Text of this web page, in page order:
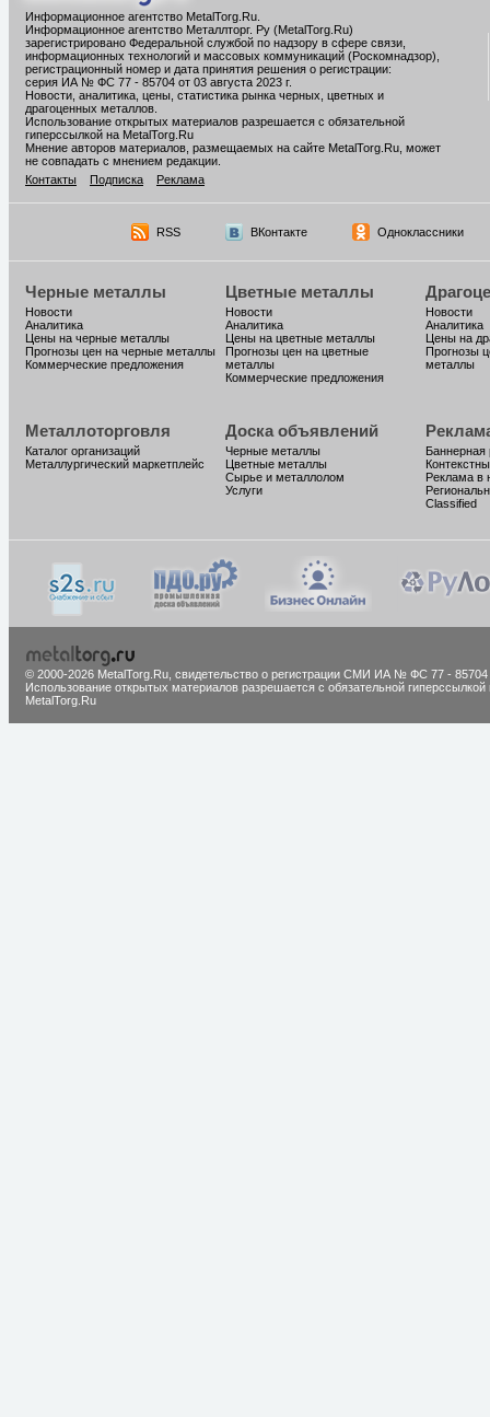
Информационное агентство MetalTorg.Ru
Информационное агентство Металлторг. Ру (MetalTorg.Ru)
зарегистрировано Федеральной службой по надзору в сфере связи,
информационных технологий и массовых коммуникаций (Роскомнадзор),
регистрационный номер и дата принятия решения о регистрации:
серия ИА № ФС 77 - 85704 от 03 августа 2023 г.
Новости, аналитика, цены, статистика рынка черных, цветных и
драгоценных металлов.
Использование открытых материалов разрешается с обязательной
гиперссылкой на MetalTorg.Ru
Мнение авторов материалов, размещаемых на сайте MetalTorg.Ru, может
не совпадать с мнением редакции.
Контакты
Подписка Реклама
RSS ВКонтакте Одноклассники
Черные металлы
Новости
Аналитика
Цены на черные металлы
Прогнозы цен на черные металлы
Коммерческие предложения
Цветные металлы
Новости
Аналитика
Цены на цветные металлы
Прогнозы цен на цветные
металлы
Коммерческие предложения
Новости
Аналитика
Цены на
Прогнозы
металлы
Металлоторговля
Каталог организаций
Металлургический маркетплейс
Доска объявлений
Черные металлы
Цветные металлы
Сырье и металлолом
Услуги
Баннерная
Реклама в
Classified
© 2000-2026 MetalTorg.Ru, cвидетельство о регистрации СМИ ИА № ФС 77 - 85704
Использование открытых материалов разрешается с обязательной гиперссылкой
MetalTorg.Ru